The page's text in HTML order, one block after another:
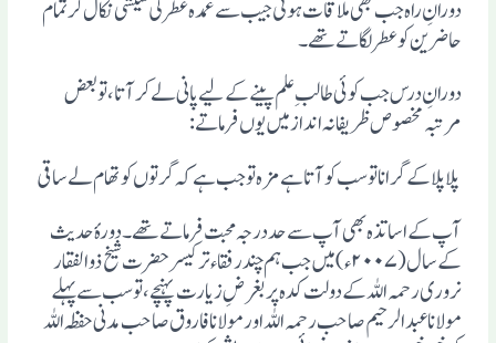
دورانِ راہ جب بھی ملاقات ہوتی جیب سے عمدہ عطرکی شیشی نکال کر تمام
حاضرین کو عطر لگاتے تھے۔
دورانِ درس جب کوئی طالبِ علم پینے کے لیے پانی لے کر آتا، تو بعض
مرتبہ مخصوص ظریفانہ انداز میں یوں فرماتے:
پلا پلاکے گرانا تو سب کو آتا ہے مزہ تو جب ہے کہ گرتوں کو تھام لے ساقی
آپ کے اساتذہ بھی آپ سے حد درجہ محبت فرماتے تھے۔ دورہٴ حدیث
کے سال (۲۰۰۷ء)میں جب ہم چند رفقاء ترکیسر حضرت شیخ ذو الفقار
نروری رحمہ اللہ کے دولت کدہ پر بغرضِ زیارت پہنچے، تو سب سے پہلے
مولانا عبد الرحیم صاحب رحمہ اللہ اور مولانا فاروق صاحب مدنی حفظہ اللہ